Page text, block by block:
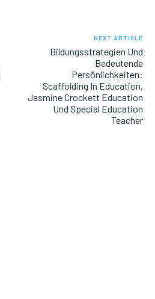
NEXT ARTICLE
Bildungsstrategien Und
Bedeutende
Persönlichkeiten:
Scaffolding In Education,
Jasmine Crockett Education
Und Special Education
Teacher